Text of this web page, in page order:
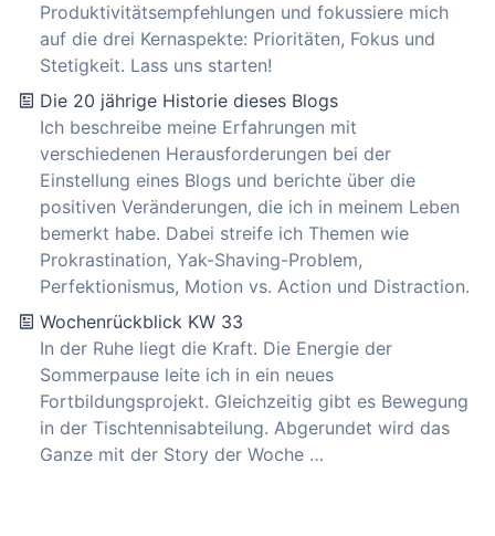
Produktivitätsempfehlungen und fokussiere mich
auf die drei Kernaspekte: Prioritäten, Fokus und
Stetigkeit. Lass uns starten!
Die 20 jährige Historie dieses Blogs
Ich beschreibe meine Erfahrungen mit
verschiedenen Herausforderungen bei der
Einstellung eines Blogs und berichte über die
positiven Veränderungen, die ich in meinem Leben
bemerkt habe. Dabei streife ich Themen wie
Prokrastination, Yak-Shaving-Problem,
Perfektionismus, Motion vs. Action und Distraction.
Wochenrückblick KW 33
In der Ruhe liegt die Kraft. Die Energie der
Sommerpause leite ich in ein neues
Fortbildungsprojekt. Gleichzeitig gibt es Bewegung
in der Tischtennisabteilung. Abgerundet wird das
Ganze mit der Story der Woche …